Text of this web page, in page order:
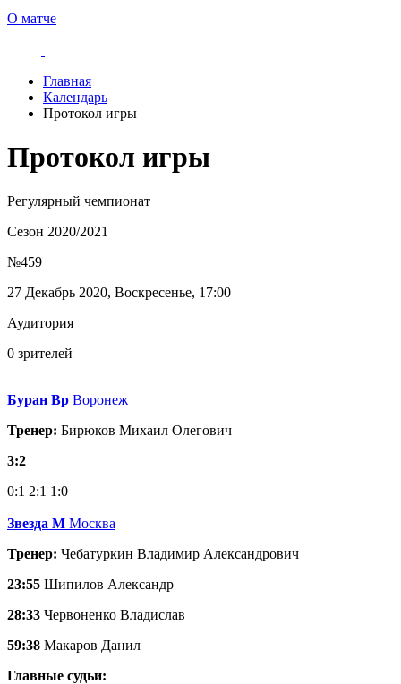
О матче
Главная
Календарь
Протокол игры
Протокол игры
Регулярный чемпионат
Сезон 2020/2021
№459
27 Декабрь 2020, Воскресенье, 17:00
Аудитория
0 зрителей
Буран Вр Воронеж
Тренер: Бирюков Михаил Олегович
3:2
0:1 2:1 1:0
Звезда М Москва
Тренер: Чебатуркин Владимир Александрович
23:55 Шипилов Александр
28:33 Червоненко Владислав
59:38 Макаров Данил
Главные судьи: